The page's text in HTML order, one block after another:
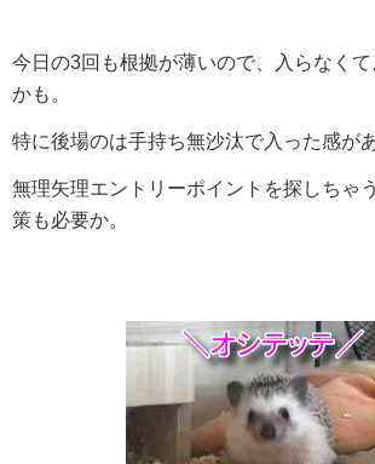
今日の3回も根拠が薄いので、入らなく
かも。
特に後場のは手持ち無沙汰で入った感があ
無理矢理エントリーポイントを探しちゃ
策も必要か。